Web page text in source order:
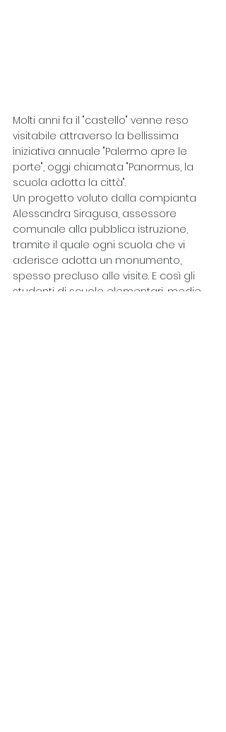
Molti anni fa il "castello" venne reso
visitabile attraverso la bellissima
iniziativa annuale "Palermo apre le
porte", oggi chiamata "Panormus, la
scuola adotta la città".
Un progetto voluto dalla compianta
Alessandra Siragusa, assessore
comunale alla pubblica istruzione,
tramite il quale ogni scuola che vi
aderisce adotta un monumento,
spesso precluso alle visite. E così gli
studenti di scuole elementari, medie